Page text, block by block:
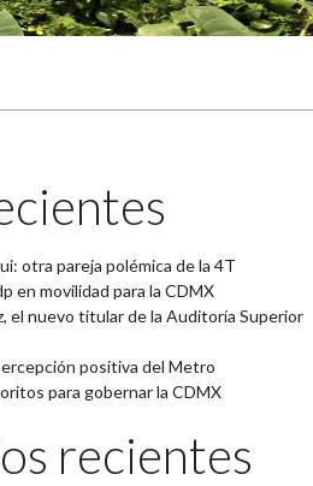
otra pareja polémica de la 4T
en movilidad para la CDMX
el nuevo titular de la Auditoría Superior
positiva del Metro
para gobernar la CDMX
recientes